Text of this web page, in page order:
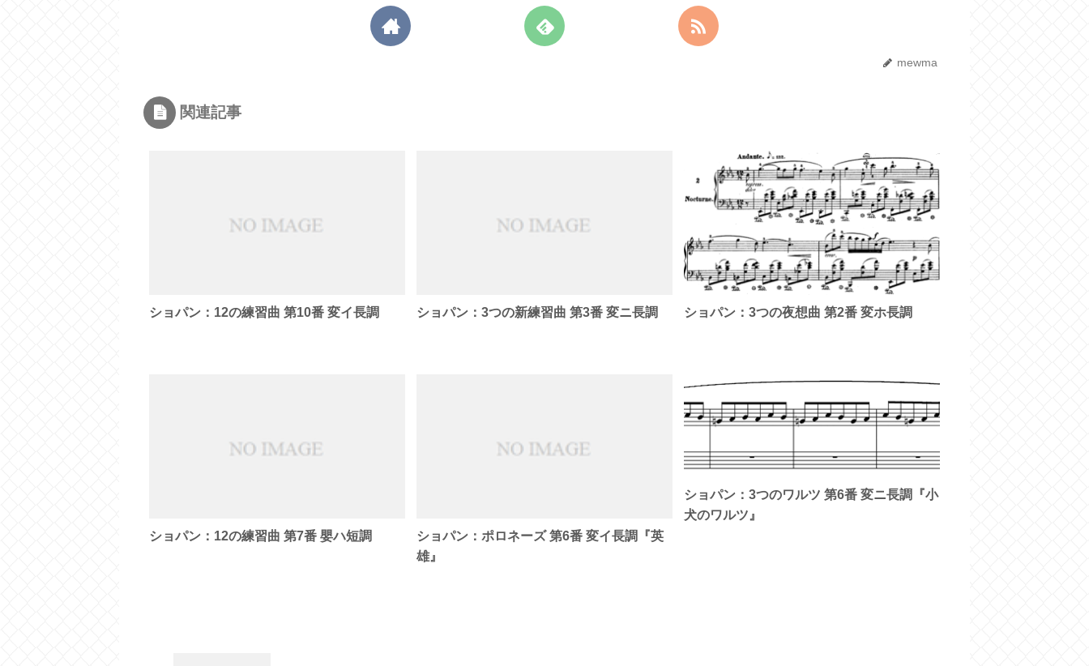
mewma
関連記事
ショパン：12の練習曲 第10番 変イ長調 ショパン：3つの新練習曲 第3番 変ニ長調 ショパン：3つの夜想曲 第2番 変ホ長調
ショパン：12の練習曲 第7番 嬰ハ短調
ショパン：ポロネーズ 第6番 変イ長調『英
雄』
ショパン：3つのワルツ 第6番 変ニ長調『小
犬のワルツ』